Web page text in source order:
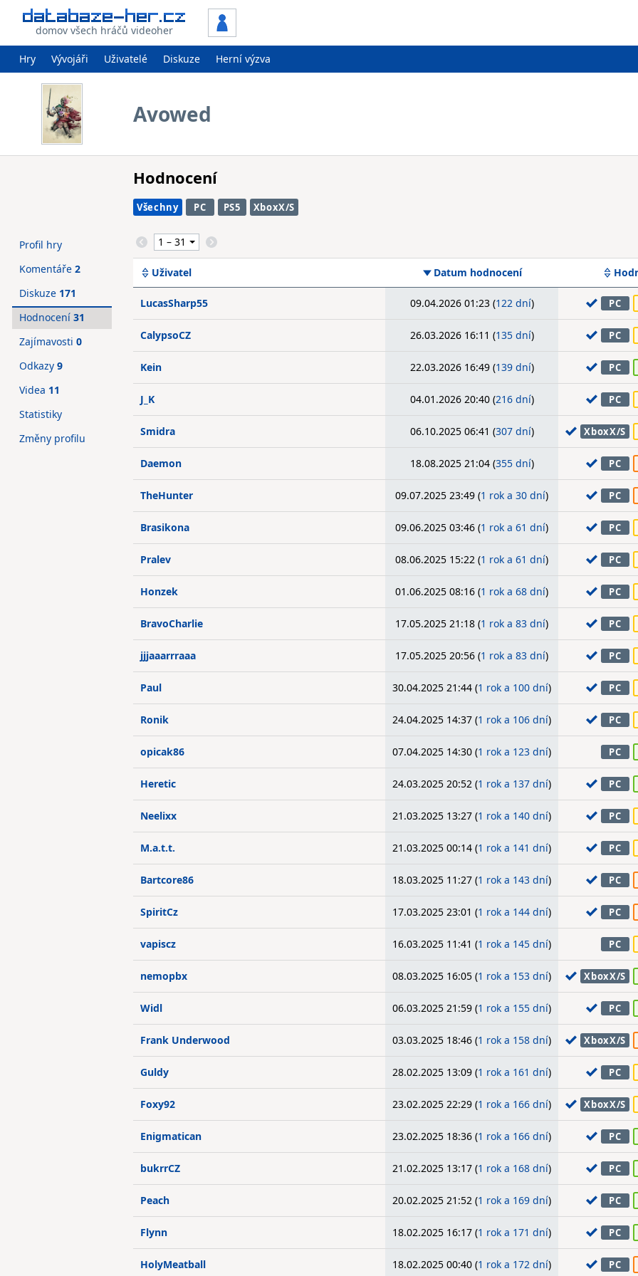
domov všech hráčů videoher
Hry Vývojáři Uživatelé Diskuze Herní výzva
Avowed
Hodnocení
Všechny PC PS5 XboxX/S
Uživatel Datum hodnocení
LucasSharp55 09.04.2026 01:23 (122 dní) PC
CalypsoCZ 26.03.2026 16:11 (135 dní) PC
Kein 22.03.2026 16:49 (139 dní) PC
J_K 04.01.2026 20:40 (216 dní) PC
Smidra 06.10.2025 06:41 (307 dní) XboxX/S
Daemon 18.08.2025 21:04 (355 dní) PC
TheHunter 09.07.2025 23:49 (1 rok a 30 dní) PC
Brasikona 09.06.2025 03:46 (1 rok a 61 dní) PC
Pralev 08.06.2025 15:22 (1 rok a 61 dní) PC
Honzek 01.06.2025 08:16 (1 rok a 68 dní) PC
BravoCharlie 17.05.2025 21:18 (1 rok a 83 dní) PC
jjjaaarrraaa 17.05.2025 20:56 (1 rok a 83 dní) PC
Paul 30.04.2025 21:44 (1 rok a 100 dní) PC
Ronik 24.04.2025 14:37 (1 rok a 106 dní) PC
opicak86 07.04.2025 14:30 (1 rok a 123 dní) PC
Heretic 24.03.2025 20:52 (1 rok a 137 dní) PC
Neelixx 21.03.2025 13:27 (1 rok a 140 dní) PC
M.a.t.t. 21.03.2025 00:14 (1 rok a 141 dní) PC
Bartcore86 18.03.2025 11:27 (1 rok a 143 dní) PC
SpiritCz 17.03.2025 23:01 (1 rok a 144 dní) PC
vapiscz 16.03.2025 11:41 (1 rok a 145 dní) PC
nemopbx 08.03.2025 16:05 (1 rok a 153 dní) XboxX/S
Widl 06.03.2025 21:59 (1 rok a 155 dní) PC
Frank Underwood 03.03.2025 18:46 (1 rok a 158 dní) XboxX/S
Guldy 28.02.2025 13:09 (1 rok a 161 dní) PC
Foxy92 23.02.2025 22:29 (1 rok a 166 dní) XboxX/S
Enigmatican 23.02.2025 18:36 (1 rok a 166 dní) PC
bukrrCZ 21.02.2025 13:17 (1 rok a 168 dní) PC
Peach 20.02.2025 21:52 (1 rok a 169 dní) PC
Flynn 18.02.2025 16:17 (1 rok a 171 dní) PC
HolyMeatball 18.02.2025 00:40 (1 rok a 172 dní) PC
Profil hry
Komentáře 2
Diskuze 171
Hodnocení 31
Zajímavosti 0
Odkazy 9
Videa 11
Statistiky
Změny profilu